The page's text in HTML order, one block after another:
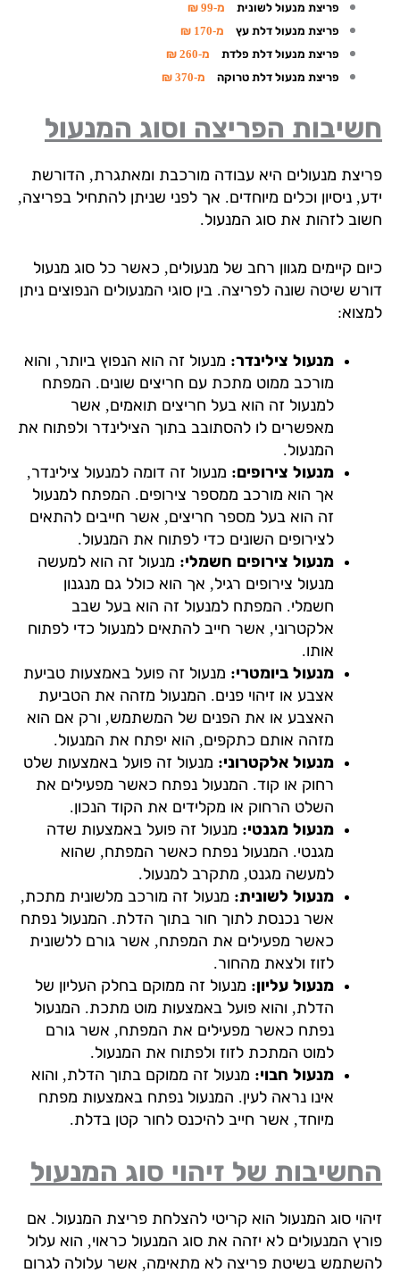
פריצת מנעול לשונית
מ-99 ₪
פריצת מנעול דלת עץ
מ-170 ₪
פריצת מנעול דלת פלדת
מ-260 ₪
פריצת מנעול דלת טרוקה
מ-370 ₪
הפריצה וסוג המנעול
מנעולים היא עבודה מורכבת ומאתגרת, הדורשת
ניסיון וכלים מיוחדים. אך לפני שניתן להתחיל בפריצה,
לזהות את סוג המנעול.
קיימים מגוון רחב של מנעולים, כאשר כל סוג מנעול
שיטה שונה לפריצה. בין סוגי המנעולים הנפוצים ניתן
מנעול צילינדר:מנעול זה הוא הנפוץ ביותר, והוא
מורכב ממוט מתכת עם חריצים שונים. המפתח
למנעול זה הוא בעל חריצים תואמים, אשר
מאפשרים לו להסתובב בתוך הצילינדר ולפתוח את
המנעול.
מנעול צירופים:מנעול זה דומה למנעול צילינדר,
אך הוא מורכב ממספר צירופים. המפתח למנעול
זה הוא בעל מספר חריצים, אשר חייבים להתאים
לצירופים השונים כדי לפתוח את המנעול.
מנעול צירופים חשמלי:מנעול זה הוא למעשה
מנעול צירופים רגיל, אך הוא כולל גם מנגנון
חשמלי. המפתח למנעול זה הוא בעל שבב
אלקטרוני, אשר חייב להתאים למנעול כדי לפתוח
מנעול ביומטרי:מנעול זה פועל באמצעות טביעת
אצבע או זיהוי פנים. המנעול מזהה את הטביעת
האצבע או את הפנים של המשתמש, ורק אם הוא
מזהה אותם כתקפים, הוא יפתח את המנעול.
מנעול אלקטרוני:מנעול זה פועל באמצעות שלט
רחוק או קוד. המנעול נפתח כאשר מפעילים את
השלט הרחוק או מקלידים את הקוד הנכון.
מנעול מגנטי:מנעול זה פועל באמצעות שדה
מגנטי. המנעול נפתח כאשר המפתח, שהוא
למעשה מגנט, מתקרב למנעול.
מנעול לשונית:מנעול זה מורכב מלשונית מתכת,
אשר נכנסת לתוך חור בתוך הדלת. המנעול נפתח
כאשר מפעילים את המפתח, אשר גורם ללשונית
לזוז ולצאת מהחור.
מנעול עליון:מנעול זה ממוקם בחלק העליון של
הדלת, והוא פועל באמצעות מוט מתכת. המנעול
נפתח כאשר מפעילים את המפתח, אשר גורם
למוט המתכת לזוז ולפתוח את המנעול.
מנעול חבוי:מנעול זה ממוקם בתוך הדלת, והוא
אינו נראה לעין. המנעול נפתח באמצעות מפתח
מיוחד, אשר חייב להיכנס לחור קטן בדלת.
של זיהוי סוג המנעול
סוג המנעול הוא קריטי להצלחת פריצת המנעול. אם
המנעולים לא יזהה את סוג המנעול כראוי, הוא עלול
בשיטת פריצה לא מתאימה, אשר עלולה לגרום